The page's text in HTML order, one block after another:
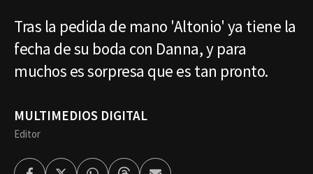
Tras la pedida de mano 'Altonio' ya tiene la
fecha de su boda con Danna, y para
muchos es sorpresa que es tan pronto.
MULTIMEDIOS DIGITAL
Editor